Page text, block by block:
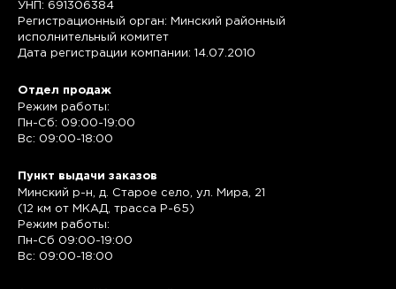
УНП: 691306384
Регистрационный орган: Минский районный
исполнительный комитет
Дата регистрации компании: 14.07.2010
Отдел продаж
Режим работы:
Пн-Сб: 09:00-19:00
Вс: 09:00-18:00
Пункт выдачи заказов
Минский р-н, д. Старое село, ул. Мира, 21
(12 км от МКАД, трасса P-65)
Режим работы:
Пн-Сб 09:00-19:00
Вс: 09:00-18:00